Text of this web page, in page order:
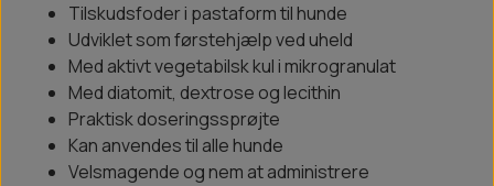
Tilskudsfoder i pastaform til hunde
Udviklet som førstehjælp ved uheld
Med aktivt vegetabilsk kul i mikrogranulat
Med diatomit, dextrose og lecithin
Praktisk doseringssprøjte
Kan anvendes til alle hunde
Velsmagende og nem at administrere